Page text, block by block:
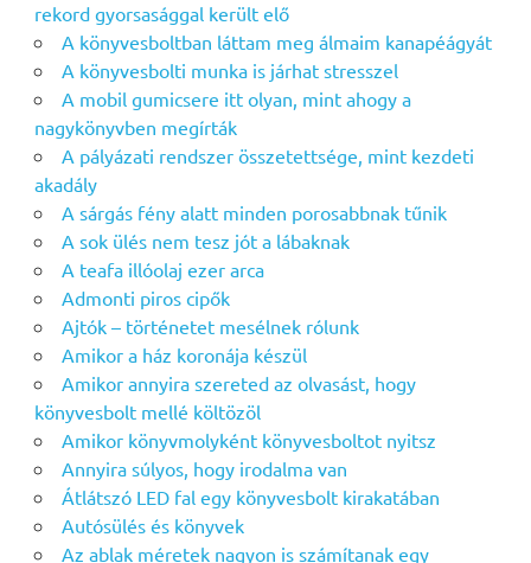
rekord gyorsasággal került elő
A könyvesboltban láttam meg álmaim kanapéágyát
A könyvesbolti munka is járhat stresszel
A mobil gumicsere itt olyan, mint ahogy a
nagykönyvben megírták
A pályázati rendszer összetettsége, mint kezdeti
akadály
A sárgás fény alatt minden porosabbnak tűnik
A sok ülés nem tesz jót a lábaknak
A teafa illóolaj ezer arca
Admonti piros cipők
Ajtók – történetet mesélnek rólunk
Amikor a ház koronája készül
Amikor annyira szereted az olvasást, hogy
könyvesbolt mellé költözöl
Amikor könyvmolyként könyvesboltot nyitsz
Annyira súlyos, hogy irodalma van
Átlátszó LED fal egy könyvesbolt kirakatában
Autósülés és könyvek
Az ablak méretek nagyon is számítanak egy